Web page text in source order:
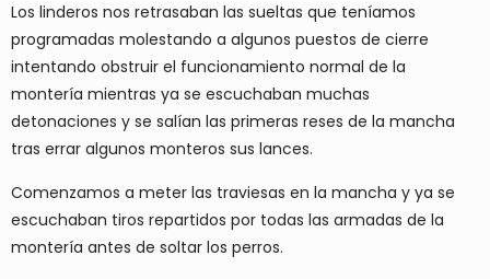
Los linderos nos retrasaban las sueltas que teníamos
programadas molestando a algunos puestos de cierre
intentando obstruir el funcionamiento normal de la
montería mientras ya se escuchaban muchas
detonaciones y se salían las primeras reses de la mancha
tras errar algunos monteros sus lances.
Comenzamos a meter las traviesas en la mancha y ya se
escuchaban tiros repartidos por todas las armadas de la
montería antes de soltar los perros.